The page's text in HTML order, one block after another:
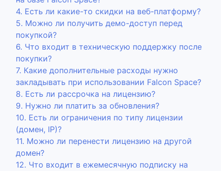
4. Есть ли какие-то скидки на веб-платформу?
5. Можно ли получить демо-доступ перед
покупкой?
6. Что входит в техническую поддержку после
покупки?
7. Какие дополнительные расходы нужно
закладывать при использовании Falcon Space?
8. Есть ли рассрочка на лицензию?
9. Нужно ли платить за обновления?
10. Есть ли ограничения по типу лицензии
(домен, IP)?
11. Можно ли перенести лицензию на другой
домен?
12. Что входит в ежемесячную подписку на